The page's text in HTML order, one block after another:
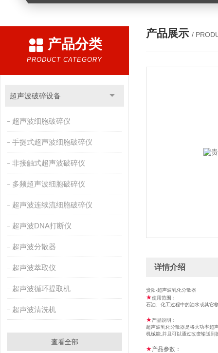
产品分类
PRODUCT CATEGORY
超声波破碎设备
超声波细胞破碎仪
手提式超声波细胞破碎仪
非接触式超声波破碎仪
多频超声波细胞破碎仪
超声波连续流细胞破碎仪
超声波DNA打断仪
超声波分散器
超声波萃取仪
超声波循环提取机
超声波清洗机
查看全部
产品展示 /
详情介绍
贵阳-超声波乳化分散器
★使用范围：
石油、化工过程中的油水或其它
★产品说明：
超声波乳化分散器是将大功率超
机械能 并且可以通过改变输送到
★产品参数：